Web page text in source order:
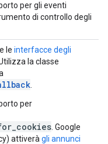
per gli eventi
di controllo degli
le interfacce degli
Utilizza la classe
per
Google
attiverà gli annunci